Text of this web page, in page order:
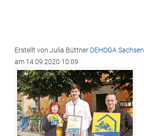
Erstellt von Julia Büttner DEHOGA Sachsen
am 14.09.2020 10:09